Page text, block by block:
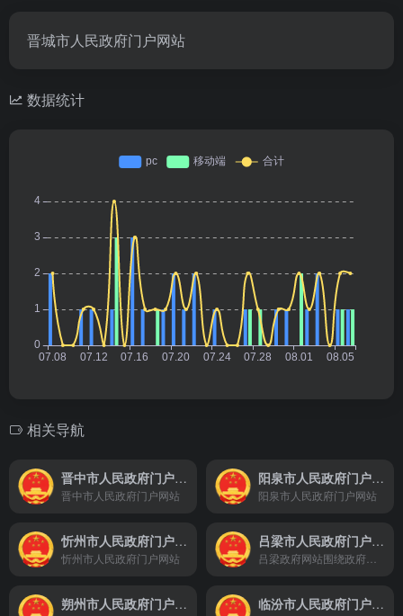
晋城市人民政府门户网站
数据统计
相关导航
晋中市人民政府门户网站
晋中市人民政府门户网站
阳泉市人民政府门户网站
阳泉市人民政府门户网站
忻州市人民政府门户网站
忻州市人民政府门户网站
吕梁市人民政府门户网站
朔州市人民政府门户网站 临汾市人民政府门户网站